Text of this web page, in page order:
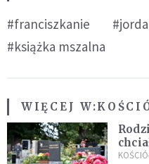
#franciszkanie
#książka mszalna
WIĘCEJ W: